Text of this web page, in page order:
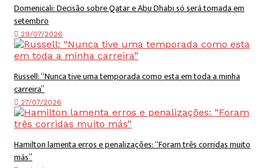
Domenicali: Decisão sobre Qatar e Abu Dhabi só será tomada em
setembro
29/07/2026
Russell: “Nunca tive uma temporada como esta em toda a minha
carreira”
27/07/2026
Hamilton lamenta erros e penalizações: “Foram três corridas muito
más”